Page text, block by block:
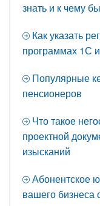
знать и к чему
Как указать
программах 1С и
Популярные
пенсионеров
Что такое
проектной
изысканий
Абонентское
вашего бизнеса